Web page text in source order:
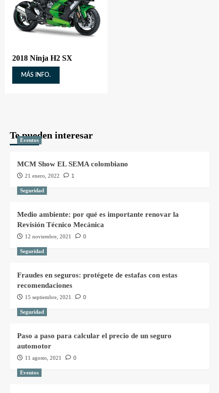
2018 Ninja H2 SX
MÁS INFO.
Te pueden interesar
Eventos
MCM Show EL SEMA colombiano
21 enero, 2022 1
Seguridad
Medio ambiente: por qué es importante renovar la
Revisión Técnico Mecánica
12 noviembre, 2021 0
Seguridad
Fraudes en seguros: protégete de estafas con estas
recomendaciones
15 septiembre, 2021 0
Seguridad
Paso a paso para calcular el precio de un seguro
automotor
11 agosto, 2021 0
Eventos